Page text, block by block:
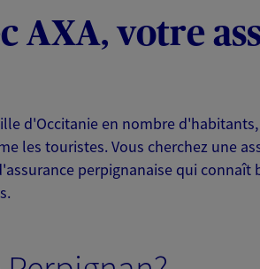
AXA, votre
d'Occitanie en nombre
les touristes. Vous cherchez une
perpignanaise qui connaît